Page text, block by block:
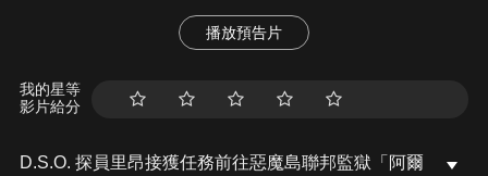
播放預告片
我的星等
影片給分
D.S.O. 探員里昂接獲任務前往惡魔島聯邦監獄「阿爾